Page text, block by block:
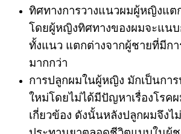
ทิศทางการวางแนวผมผู้หญิงแต
โดยผู้หญิงทิศทางของผมจะแน
ทั้งแนว แตกต่างจากผู้ชายที่มีก
มากกว่า
การปลูกผมในผู้หญิง มักเป็นกา
ใหม่โดยไม่ได้มีปัญหาเรื่องโรคผ
เกี่ยวข้อง ดังนั้นหลังปลูกผมจึงไ